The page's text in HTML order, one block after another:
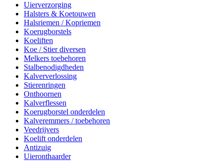
Uierverzorging
Halsters & Koetouwen
Halsriemen / Kopriemen
Koerugborstels
Koeliften
Koe / Stier diversen
Melkers toebehoren
Stalbenodigdheden
Kalververlossing
Stierenringen
Onthoornen
Kalverflessen
Koerugborstel onderdelen
Kalveremmers / toebehoren
Veedrijvers
Koelift onderdelen
Antizuig
Uieronthaarder